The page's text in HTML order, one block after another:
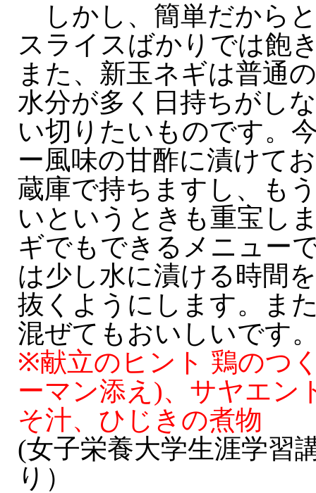
しかし、簡単だから
スライスばかりでは飽
また、新玉ネギは普通
水分が多く日持ちがし
い切りたいものです。
ー風味の甘酢に漬けて
蔵庫で持ちますし、も
いというときも重宝し
ギでもできるメニュー
は少し水に漬ける時間
抜くようにします。ま
混ぜてもおいしいです
※献立のヒント 鶏のつ
ーマン添え)、サヤエン
そ汁、ひじきの煮物
(女子栄養大学生涯学
り）